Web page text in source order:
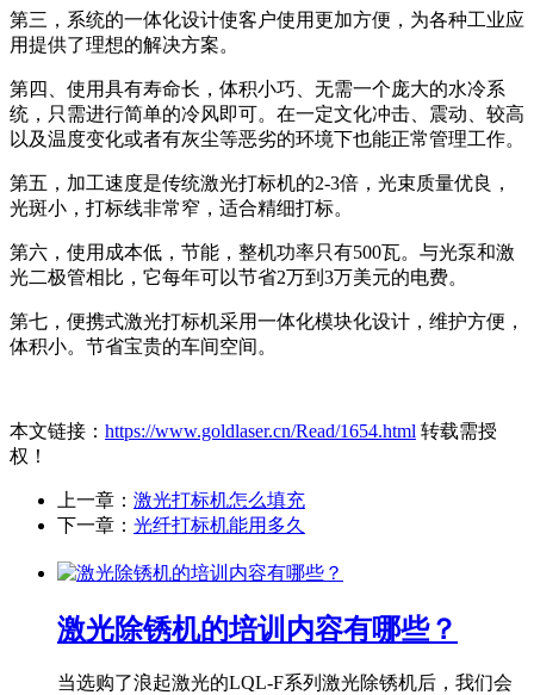
第三，系统的一体化设计使客户使用更加方便，为各种工业应
用提供了理想的解决方案。
第四、使用具有寿命长，体积小巧、无需一个庞大的水冷系
统，只需进行简单的冷风即可。在一定文化冲击、震动、较高
以及温度变化或者有灰尘等恶劣的环境下也能正常管理工作。
第五，加工速度是传统激光打标机的2-3倍，光束质量优良，
光斑小，打标线非常窄，适合精细打标。
第六，使用成本低，节能，整机功率只有500瓦。与光泵和激
光二极管相比，它每年可以节省2万到3万美元的电费。
第七，便携式激光打标机采用一体化模块化设计，维护方便，
体积小。节省宝贵的车间空间。
本文链接： https://www.goldlaser.cn/Read/1654.html 转载需授
权！
上一章： 激光打标机怎么填充
下一章： 光纤打标机能用多久
激光除锈机的培训内容有哪些？
当选购了浪起激光的LQL-F系列激光除锈机后，我们会